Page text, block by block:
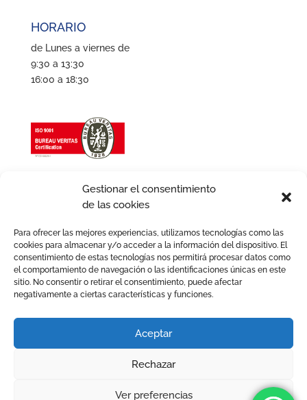
Gestionar el consentimiento
de las cookies
Para ofrecer las mejores experiencias, utilizamos tecnologías como las
cookies para almacenar y/o acceder a la información del dispositivo. El
consentimiento de estas tecnologías nos permitirá procesar datos como
el comportamiento de navegación o las identificaciones únicas en este
sitio. No consentir o retirar el consentimiento, puede afectar
negativamente a ciertas características y funciones.
Aceptar
Rechazar
Ver preferencias
HORARIO
de Lunes a viernes de
9:30 a 13:30
16:00 a 18:30
Términos y condiciones
drets reservats.